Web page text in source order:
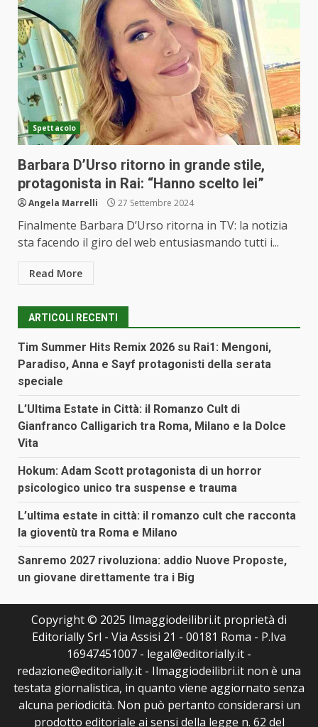
Spettacolo
Barbara D’Urso ritorno in grande stile,
protagonista in Rai: “Hanno scelto lei”
Angela Marrelli 27 Settembre 2024
Finalmente Barbara D’Urso ritorna in TV: la notizia
sta facendo il giro del web entusiasmando tutti i...
Read More
ARTICOLI RECENTI
Tim Summer Hits Remix 2026 su Rai1: Mengoni,
Paradiso, Anna e Sayf protagonisti della serata
speciale
L’Ultima Estate in Città: il Romanzo Cult di
Gianfranco Calligarich tra Roma, Milano e la Dolce
Vita
Hokum: Adam Scott protagonista di un horror
psicologico unico tra suspense e trauma
L’ultima estate in città: il romanzo cult che racconta
la gioventù tra Roma e Milano
Sanremo 2027 rivoluziona: addio Nuove Proposte,
un giovane direttamente tra i Big
Copyright © 2025 Ilmaggiodeilibri.it proprietà di
Editorially Srl - Via Assisi 21 - 00181 Roma - P.Iva
16947451007 - legal@editorially.it -
redazione@editorially.it - Ilmaggiodeilibri.it non è una
testata giornalistica, in quanto viene aggiornato senza
alcuna periodicità. Non può pertanto considerarsi un
prodotto editoriale ai sensi della legge n. 62 del